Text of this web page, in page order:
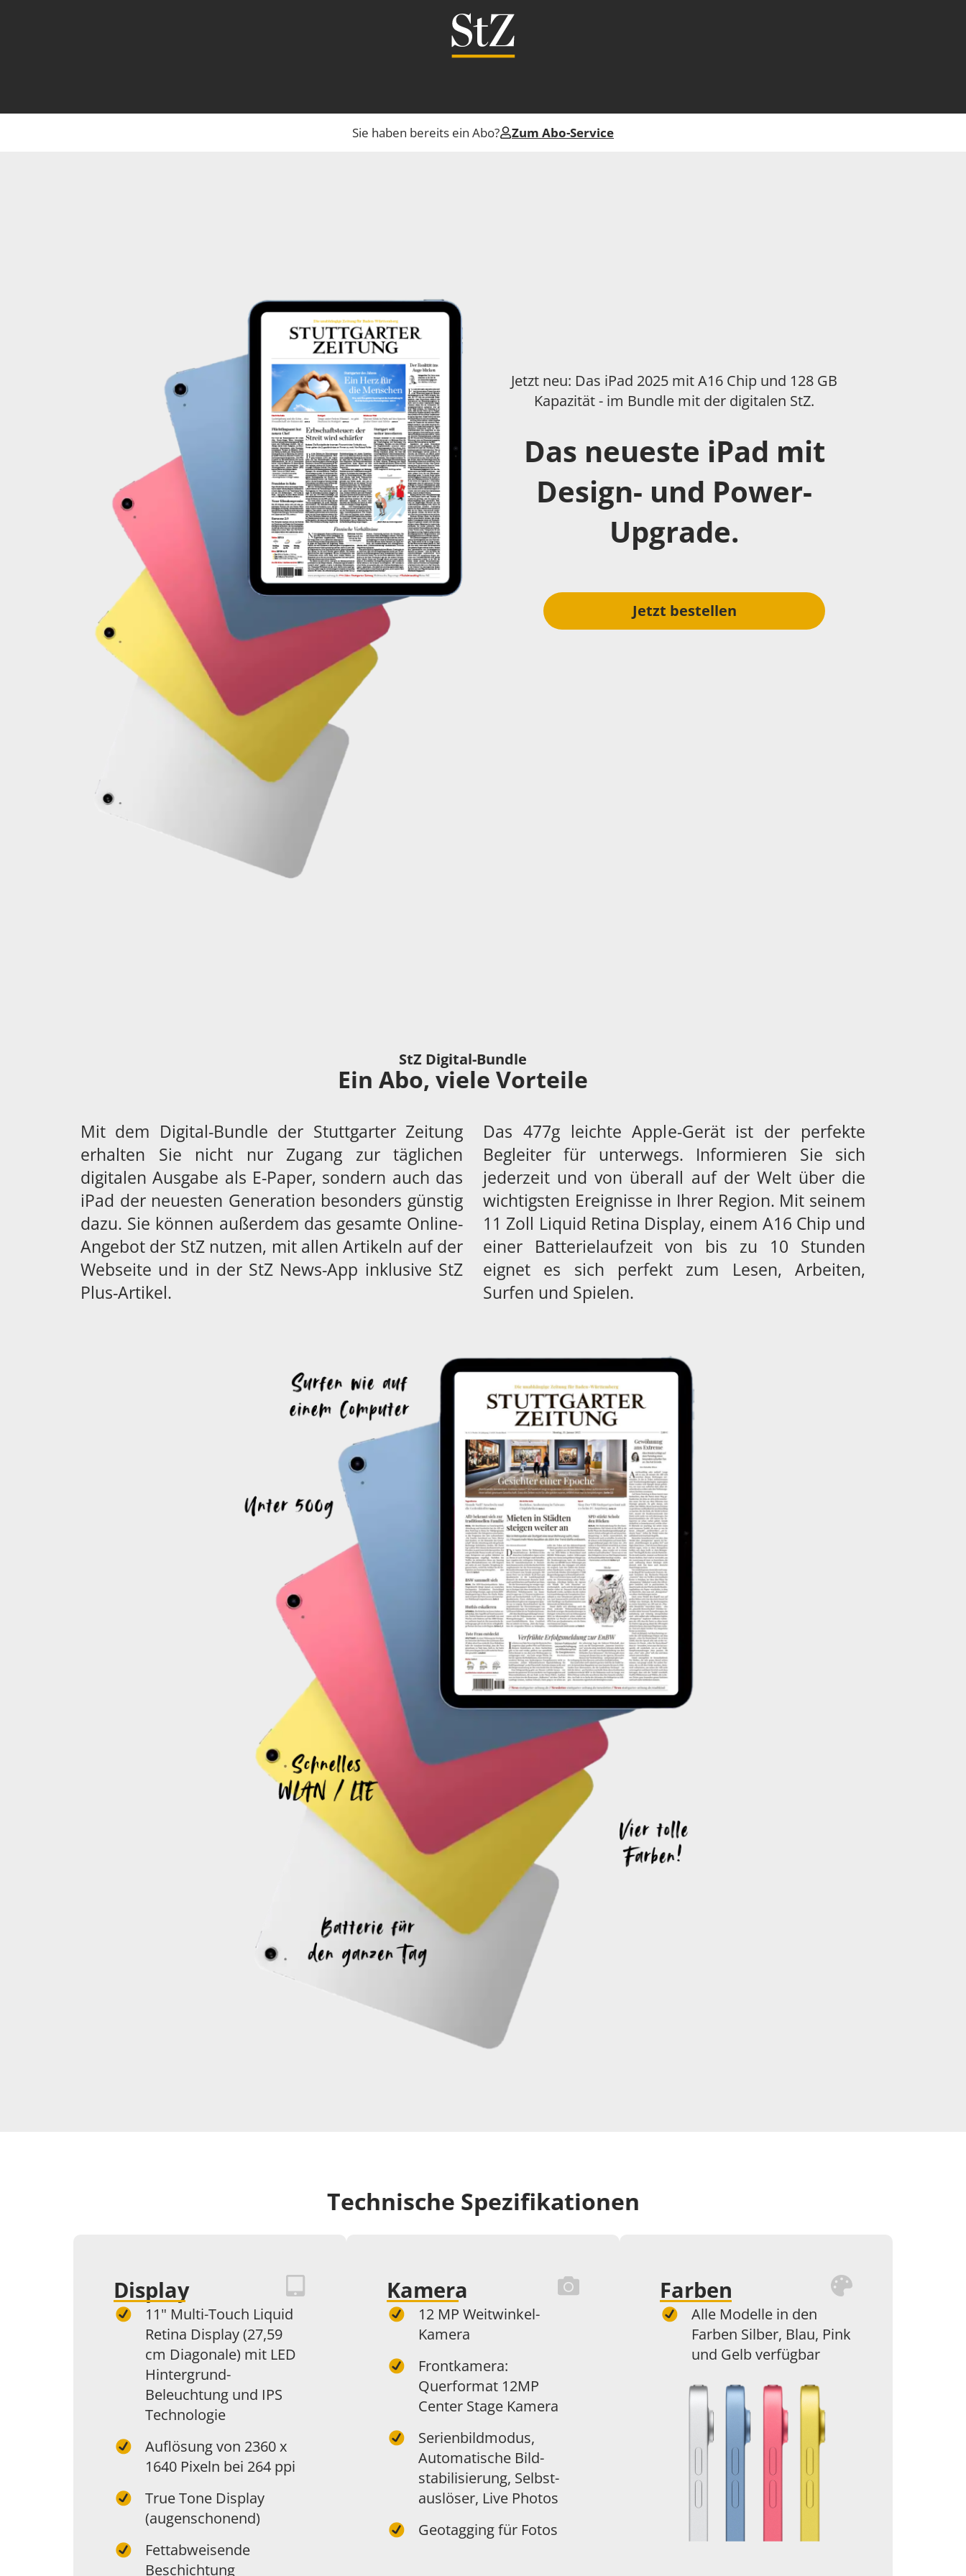
Sie haben bereits ein Abo? Zum Abo-Service
Jetzt neu: Das iPad 2025 mit A16 Chip und 128 GB
Kapazität - im Bundle mit der digitalen StZ.
Das neueste iPad mit
Design- und Power-
Upgrade.
Jetzt bestellen
StZ Digital-Bundle
Ein Abo, viele Vorteile
Mit dem Digital-Bundle der Stuttgarter Zeitung
erhalten Sie nicht nur Zugang zur täglichen
digitalen Ausgabe als E-Paper, sondern auch das
iPad der neuesten Generation besonders günstig
dazu. Sie können außerdem das gesamte Online-
Angebot der StZ nutzen, mit allen Artikeln auf der
Webseite und in der StZ News-App inklusive StZ
Plus-Artikel.
Das 477g leichte Apple-Gerät ist der perfekte
Begleiter für unterwegs. Informieren Sie sich
jederzeit und von überall auf der Welt über die
wichtigsten Ereignisse in Ihrer Region. Mit seinem
11 Zoll Liquid Retina Display, einem A16 Chip und
einer Batterielaufzeit von bis zu 10 Stunden
eignet es sich perfekt zum Lesen, Arbeiten,
Surfen und Spielen.
Technische Spezifikationen
Display
11" Multi-Touch Liquid
Retina Display (27,59
cm Diagonale) mit LED
Hintergrund-
Beleuchtung und IPS
Technologie
Auflösung von 2360 x
1640 Pixeln bei 264 ppi
True Tone Display
(augenschonend)
Fettabweisende
Beschichtung
Kamera
12 MP Weitwinkel-
Kamera
Frontkamera:
Querformat 12MP
Center Stage Kamera
Serienbildmodus,
Automatische Bild­
stabilisierung, Selbst­
auslöser, Live Photos
Geotagging für Fotos
Farben
Alle Modelle in den
Farben Silber, Blau, Pink
und Gelb verfügbar